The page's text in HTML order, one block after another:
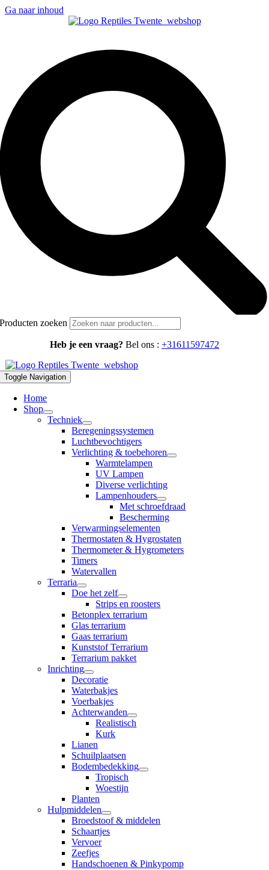
Ga naar inhoud
Producten zoeken
Heb je een vraag? Bel ons : +31611597472
Toggle Navigation
Home
Shop
Techniek
Beregeningssystemen
Luchtbevochtigers
Verlichting & toebehoren
Warmtelampen
UV Lampen
Diverse verlichting
Lampenhouders
Met schroefdraad
Bescherming
Verwarmingselementen
Thermostaten & Hygrostaten
Thermometer & Hygrometers
Timers
Watervallen
Terraria
Doe het zelf
Strips en roosters
Betonplex terrarium
Glas terrarium
Gaas terrarium
Kunststof Terrarium
Terrarium pakket
Inrichting
Decoratie
Waterbakjes
Voerbakjes
Achterwanden
Realistisch
Kurk
Lianen
Schuilplaatsen
Bodembedekking
Tropisch
Woestijn
Planten
Hulpmiddelen
Broedstoof & middelen
Schaartjes
Vervoer
Zeefjes
Handschoenen & Pinkypomp